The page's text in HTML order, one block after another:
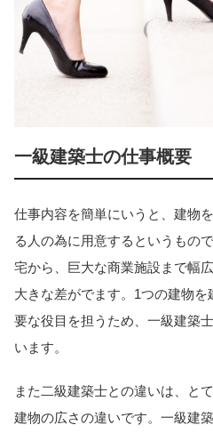
一級建築士の仕事概要
仕事内容を簡単にいうと、建物
る人の為に用意するというもの
宅から、巨大な商業施設まで幅
大きな差がでます。1つの建物
要な役目を担うため、一級建築
います。
また二級建築士との違いは、と
建物の広さの違いです。一級建